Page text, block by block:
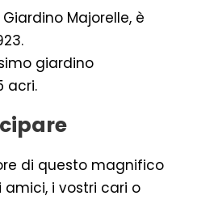
Majorelle, è
giardino
acri.
di questo magnifico
i vostri cari o